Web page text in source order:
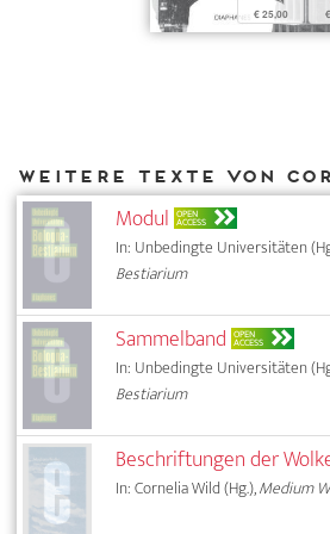
€ 25,00
Modul OPEN
ACCESS
In: Unbedingte Universitäten
Bestiarium
Sammelband OPEN
ACCESS
In: Unbedingte Universitäten
Bestiarium
Beschriftungen der
In: Cornelia Wild (Hg.),Medium